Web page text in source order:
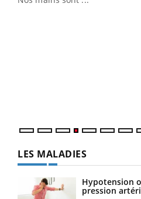
LES MALADIES
Hypotension
pression